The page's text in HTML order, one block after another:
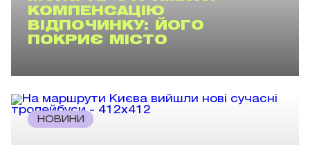
КОМПЕНСАЦІЮ
ВІДПОЧИНКУ: ЙОГО
ПОКРИЄ МІСТО
НОВИНИ